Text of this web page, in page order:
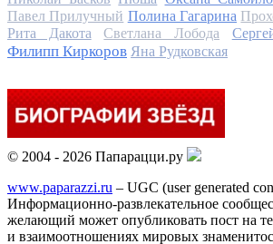
Павел Прилучный Полина Гагарина
Рита Дакота
Светлана Лобода
Филипп Киркоров Яна Рудковская
© 2004 - 2026 Папарацци.ру
www.paparazzi.ru – UGC (user generated
Информационно-развлекательное
желающий может опубликовать пост на
и взаимоотношениях мировых